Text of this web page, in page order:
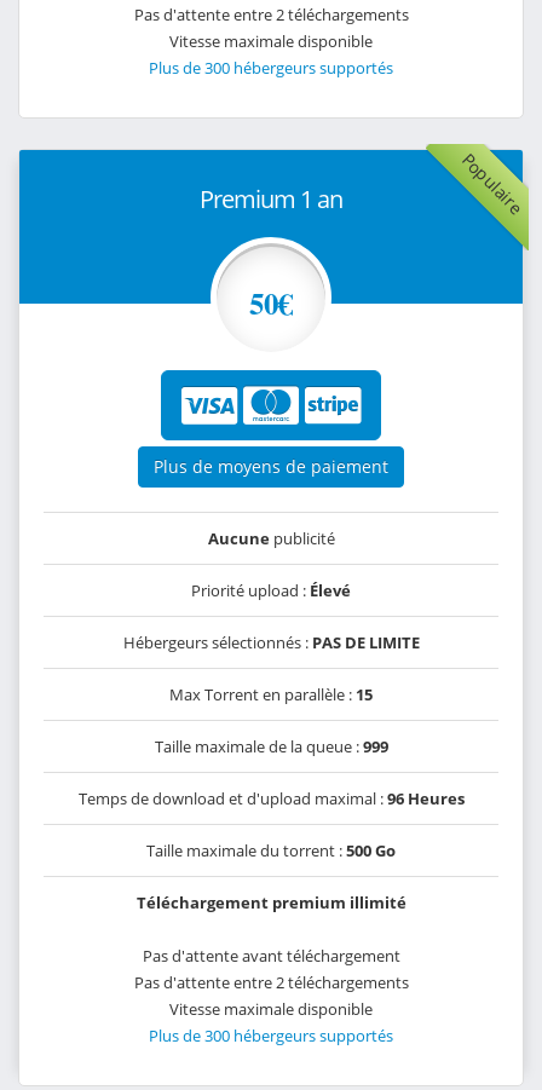
Pas d'attente entre 2 téléchargements
Vitesse maximale disponible
Plus de 300 hébergeurs supportés
Populaire
Premium 1 an
50€
Plus de moyens de paiement
Aucunepublicité
Priorité upload : Élevé
Hébergeurs sélectionnés : PAS DE LIMITE
Max Torrent en parallèle : 15
Taille maximale de la queue :999
Temps de download et d'upload maximal :96 Heures
Taille maximale du torrent :500 Go
Téléchargement premium illimité
Pas d'attente avant téléchargement
Pas d'attente entre 2 téléchargements
Vitesse maximale disponible
Plus de 300 hébergeurs supportés